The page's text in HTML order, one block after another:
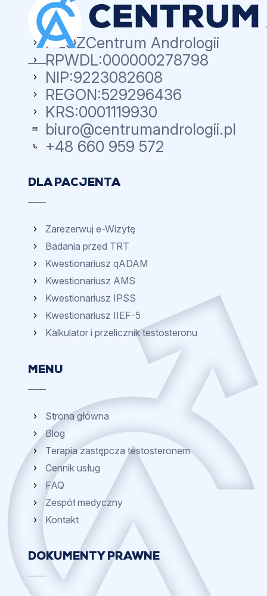
NZOZCentrum Andrologii
RPWDL:000000278798
NIP:9223082608
REGON:529296436
KRS:0001119930
biuro@centrumandrologii.pl
+48 660 959 572
DLA PACJENTA
Zarezerwuj e-Wizytę
Badania przed TRT
Kwestionariusz qADAM
Kwestionariusz AMS
Kwestionariusz IPSS
Kwestionariusz IIEF-5
Kalkulator i przelicznik testosteronu
MENU
Strona główna
Blog
Terapia zastępcza testosteronem
Cennik usług
FAQ
Zespół medyczny
Kontakt
DOKUMENTY PRAWNE